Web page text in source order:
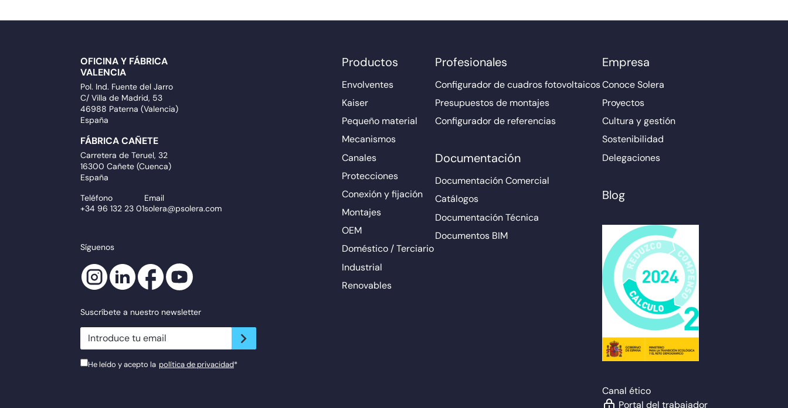
OFICINA Y FÁBRICA
VALENCIA
Pol. Ind. Fuente del Jarro
C/ Villa de Madrid, 53
46988 Paterna (Valencia)
España
FÁBRICA CAÑETE
Carretera de Teruel, 32
16300 Cañete (Cuenca)
España
Teléfono
+34 96 132 23 01
Email
solera@psolera.com
Síguenos
Suscríbete a nuestro newsletter
newsletter.suscribe
He leído y acepto la política de privacidad*
Productos
Envolventes
Kaiser
Pequeño material
Mecanismos
Canales
Protecciones
Conexión y fijación
Montajes
OEM
Doméstico / Terciario
Industrial
Renovables
Profesionales
Configurador de cuadros fotovoltaicos
Presupuestos de montajes
Configurador de referencias
Documentación
Documentación Comercial
Catálogos
Documentación Técnica
Documentos BIM
Empresa
Conoce Solera
Proyectos
Cultura y gestión
Sostenibilidad
Delegaciones
Blog
Canal ético
Portal del trabajador